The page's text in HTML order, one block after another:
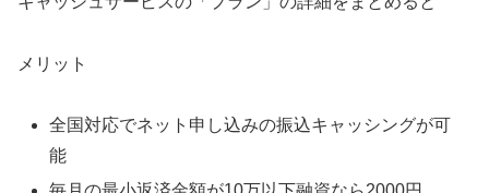
メリット
全国対応でネット申し込みの振込キャッシングが可
能